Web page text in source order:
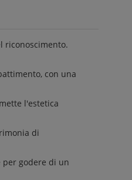
riconoscimento.
con una
l'estetica
di
godere di un